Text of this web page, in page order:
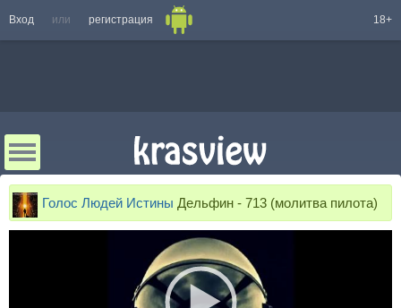
Вход или регистрация 18+
Голос Людей Истины Дельфин - 713 (молитва пилота)